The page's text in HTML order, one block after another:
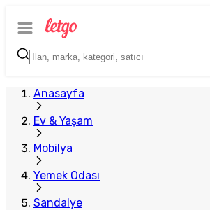
Anasayfa
Ev & Yaşam
Mobilya
Yemek Odası
Sandalye